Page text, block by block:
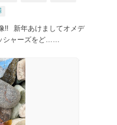
!! 新年あけましてオメデ
シャーズをど……